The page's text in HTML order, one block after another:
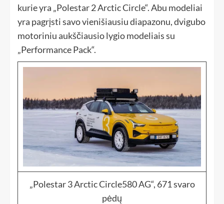
kurie yra „Polestar 2 Arctic Circle“. Abu modeliai
yra pagrįsti savo vienišiausiu diapazonu, dvigubo
motoriniu aukščiausio lygio modeliais su
„Performance Pack“.
„Polestar 3 Arctic Circle580 AG“, 671 svaro
pėdų